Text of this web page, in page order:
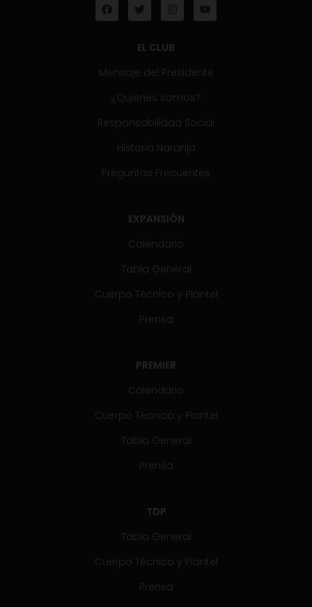
EL CLUB
Mensaje del Presidente
¿Quiénes somos?
Responsabilidad Social
Historia Naranja
Preguntas Frecuentes
EXPANSIÓN
Calendario
Tabla General
Cuerpo Técnico y Plantel
Prensa
PREMIER
Calendario
Cuerpo Técnico y Plantel
Tabla General
Prensa
TDP
Tabla General
Cuerpo Técnico y Plantel
Prensa